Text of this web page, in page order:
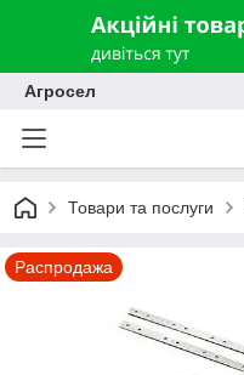
Агросел
Товари та послуги
Распродажа